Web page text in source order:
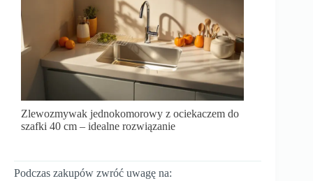
Zlewozmywak jednokomorowy z ociekaczem do
szafki 40 cm – idealne rozwiązanie
Podczas zakupów zwróć uwagę na: